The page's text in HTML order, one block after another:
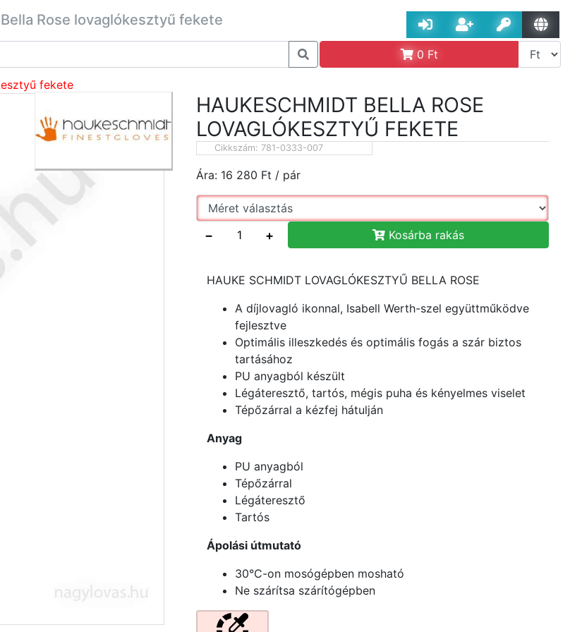
Rose lovaglókesztyű fekete
0 Ft
fekete
HAUKESCHMIDT BELLA ROSE
LOVAGLÓKESZTYŰ FEKETE
Cikkszám: 781-0333-007
Ára: 16 280 Ft / pár
− + Kosárba rakás
HAUKE SCHMIDT LOVAGLÓKESZTYŰ BELLA ROSE
A díjlovagló ikonnal, Isabell Werth-szel együttműködve
fejlesztve
Optimális illeszkedés és optimális fogás a szár biztos
tartásához
PU anyagból készült
Légáteresztő, tartós, mégis puha és kényelmes viselet
Tépőzárral a kézfej hátulján
Anyag
PU anyagból
Tépőzárral
Légáteresztő
Tartós
Ápolási útmutató
30°C-on mosógépben mosható
Ne szárítsa szárítógépben